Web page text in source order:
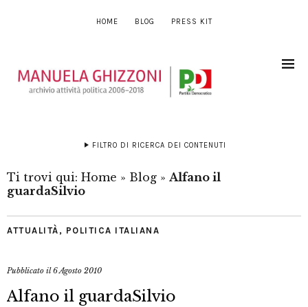
HOME BLOG PRESS KIT
FILTRO DI RICERCA DEI CONTENUTI
Ti trovi qui: Home » Blog » Alfano il
guardaSilvio
ATTUALITÀ , POLITICA ITALIANA
Pubblicato il6 Agosto 2010
Alfano il guardaSilvio